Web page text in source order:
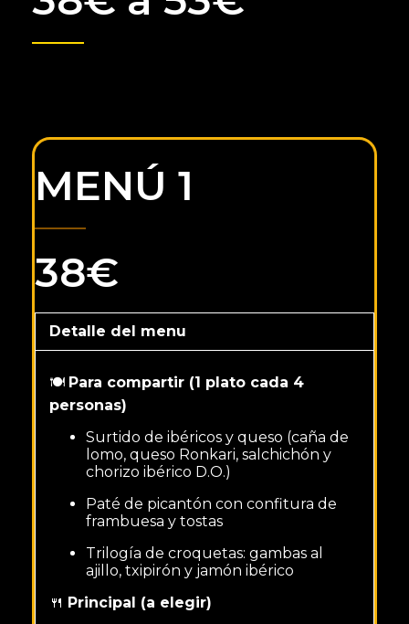
MENÚ 1
38€
Detalle del menu
🍽️ Para compartir (1 plato cada 4
personas)
Surtido de ibéricos y queso (caña de
lomo, queso Ronkari, salchichón y
chorizo ibérico D.O.)
Paté de picantón con confitura de
frambuesa y tostas
Trilogía de croquetas: gambas al
ajillo, txipirón y jamón ibérico
🍴 Principal (a elegir)